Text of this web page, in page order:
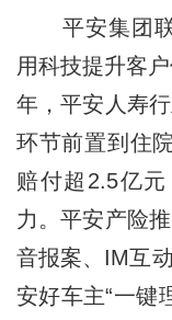
平安集团联
用科技提升客
年，平安人寿
环节前置到住
赔付超2.5亿
力。平安产险
音报案、IM互
安好车主“一键